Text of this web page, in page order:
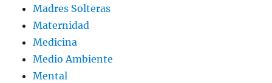
Madres Solteras
Maternidad
Medicina
Medio Ambiente
Mental